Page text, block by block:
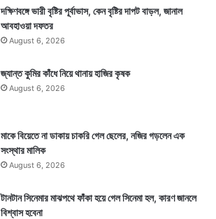
দক্ষিণবঙ্গে ভারী বৃষ্টির পূর্বাভাস, কেন বৃষ্টির দাপট বাড়ল, জানাল
আবহাওয়া দফতর
August 6, 2026
জ্যান্ত কুমির কাঁধে নিয়ে থানায় হাজির কৃষক
August 6, 2026
মাকে বিয়েতে না ডাকায় চাকরি গেল ছেলের, নজির গড়লেন এক
সংস্থার মালিক
August 6, 2026
টানটান সিনেমার মাঝপথে ফাঁকা হয়ে গেল সিনেমা হল, কারণ জানলে
বিশ্বাস হবেনা